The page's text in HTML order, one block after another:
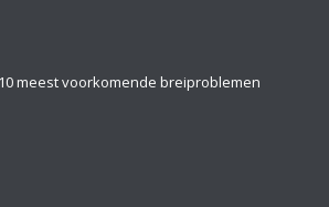
meest voorkomende breiproblemen